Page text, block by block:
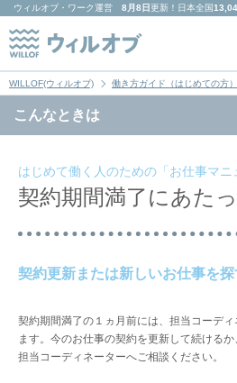
ウィルオブ・ワーク運営 8月8日更新！日本全国
WILLOF(ウィルオブ) 働き方ガイド（はじめての方）
こんなときは
はじめて働く人のための「お仕事マニ
契約期間満了にあた
契約更新または新しいお仕事を探
契約期間満了の１ヵ月前には、担当コーデ
ます。今のお仕事の契約を更新して続ける
担当コーディネーターへご相談ください。